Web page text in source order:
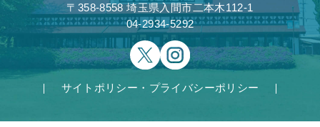
〒358-8558 埼玉県入間市二本木112-1
04-2934-5292
サイトポリシー・プライバシーポリシー